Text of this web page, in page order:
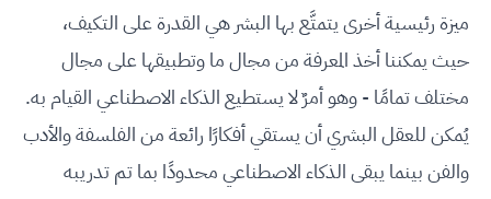
ميزة رئيسية أخرى يتمتَّع بها البشر هي القدرة على التكيف،
حيث يمكننا أخذ المعرفة من مجال ما وتطبيقها على مجال
مختلف تمامًا - وهو أمرٌ لا يستطيع الذكاء الاصطناعي القيام به.
يُمكن للعقل البشري أن يستقي أفكارًا رائعة من الفلسفة والأدب
والفن بينما يبقى الذكاء الاصطناعي محدودًا بما تم تدريبه